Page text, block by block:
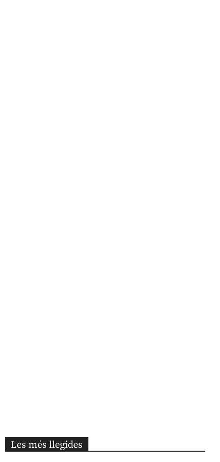
Les més llegides